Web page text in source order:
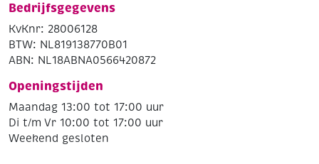
Bedrijfsgegevens
KvKnr: 28006128
BTW: NL819138770B01
ABN: NL18ABNA0566420872
Openingstijden
Maandag 13:00 tot 17:00 uur
Di t/m Vr 10:00 tot 17:00 uur
Weekend gesloten